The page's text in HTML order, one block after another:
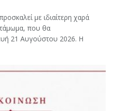
με ιδιαίτερη χαρά
που θα
21 Αυγούστου 2026. Η